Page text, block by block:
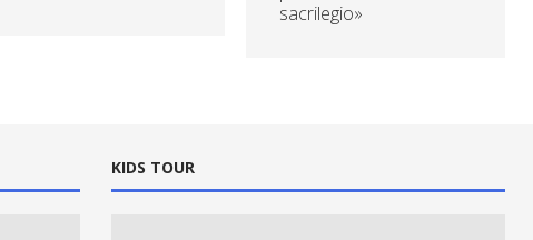
sacrilegio»
KIDS TOUR